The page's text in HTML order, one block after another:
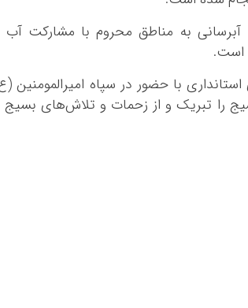
زنجان
سیستان و
فارس
به مناطق محروم با مشارکت آب
است.
استانداری با حضور در سپاه امیرالمومنین
را تبریک و از زحمات و تلاش‌های